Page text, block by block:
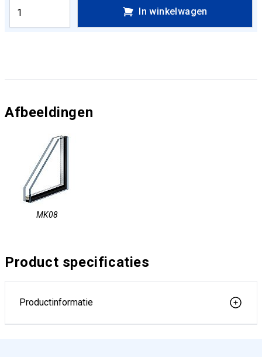
In winkelwagen
Afbeeldingen
MK08
Product specificaties
Productinformatie